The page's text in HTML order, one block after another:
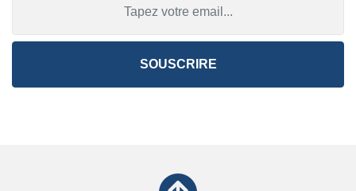
SOUSCRIRE